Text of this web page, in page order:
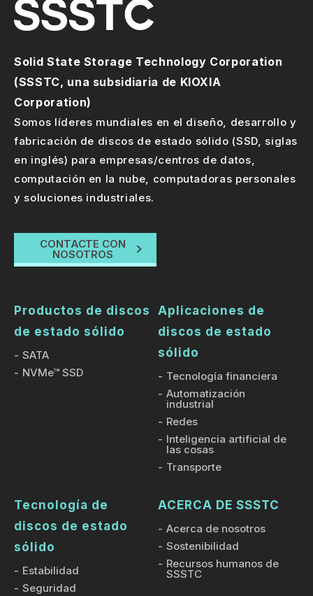
Solid State Storage Technology Corporation
(SSSTC, una subsidiaria de KIOXIA
Corporation)
Somos líderes mundiales en el diseño, desarrollo y
fabricación de discos de estado sólido (SSD, siglas
en inglés) para empresas/centros de datos,
computación en la nube, computadoras personales
y soluciones industriales.
CONTACTE CON
NOSOTROS
Productos de discos
de estado sólido
SATA
NVMe™ SSD
Aplicaciones de
discos de estado
sólido
Tecnología financiera
Automatización
industrial
Redes
Inteligencia artificial de
las cosas
Transporte
Tecnología de
discos de estado
sólido
Estabilidad
Seguridad
ACERCA DE SSSTC
Acerca de nosotros
Sostenibilidad
Recursos humanos de
SSSTC